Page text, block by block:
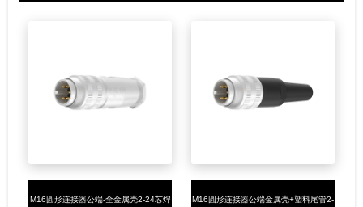
M16圆形连接器公端-全金属壳2-24芯焊 M16圆形连接器公端金属壳+塑料尾管2-